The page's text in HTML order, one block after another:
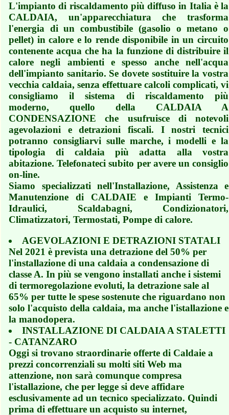
L'impianto di riscaldamento più diffuso in Italia è la
CALDAIA, un'apparecchiatura che trasforma
l'energia di un combustibile (gasolio o metano o
pellet) in calore e lo rende disponibile in un circuito
contenente acqua che ha la funzione di distribuire il
calore negli ambienti e spesso anche nell'acqua
dell'impianto sanitario. Se dovete sostituire la vostra
vecchia caldaia, senza effettuare calcoli complicati, vi
consigliamo il sistema di riscaldamento più
moderno, quello della CALDAIA A
CONDENSAZIONE che usufruisce di notevoli
agevolazioni e detrazioni fiscali. I nostri tecnici
potranno consigliarvi sulle marche, i modelli e la
tipologia di caldaia più adatta alla vostra
abitazione. Telefonateci subito per avere un consiglio
on-line.
Siamo specializzati nell'Installazione, Assistenza e
Manutenzione di CALDAIE e Impianti Termo-
Idraulici, Scaldabagni, Condizionatori,
Climatizzatori, Termostati, Pompe di calore.
AGEVOLAZIONI E DETRAZIONI STATALI
Nel 2021 è prevista una detrazione del 50% per
l'installazione di una caldaia a condensazione di
classe A. In più se vengono installati anche i sistemi
di termoregolazione evoluti, la detrazione sale al
65% per tutte le spese sostenute che riguardano non
solo l'acquisto della caldaia, ma anche l'istallazione e
la manodopera.
INSTALLAZIONE DI CALDAIA A STALETTI
- CATANZARO
Oggi si trovano straordinarie offerte di Caldaie a
prezzi concorrenziali su molti siti Web ma
attenzione, non sarà comunque compresa
l'istallazione, che per legge si deve affidare
esclusivamente ad un tecnico specializzato. Quindi
prima di effettuare un acquisto su internet,